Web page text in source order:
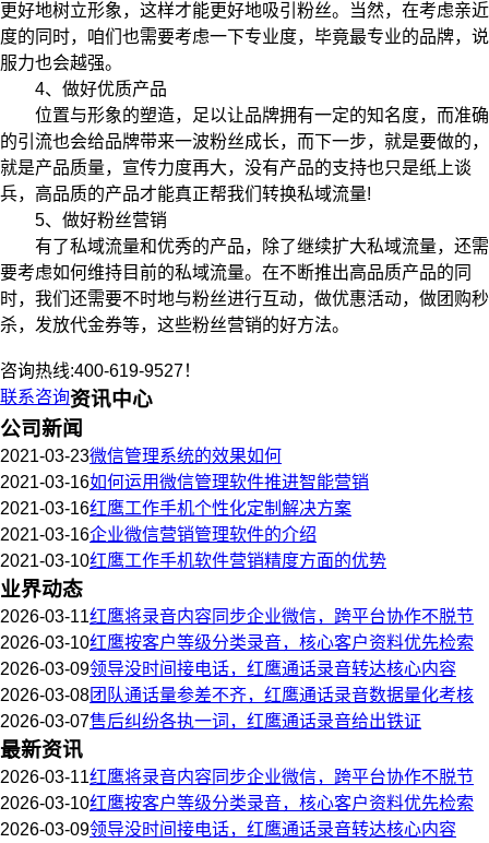
更好地树立形象，这样才能更好地吸引粉丝。当然，在考虑亲近
度的同时，咱们也需要考虑一下专业度，毕竟最专业的品牌，说
服力也会越强。
4、做好优质产品
位置与形象的塑造，足以让品牌拥有一定的知名度，而准确
的引流也会给品牌带来一波粉丝成长，而下一步，就是要做的，
就是产品质量，宣传力度再大，没有产品的支持也只是纸上谈
兵，高品质的产品才能真正帮我们转换私域流量!
5、做好粉丝营销
有了私域流量和优秀的产品，除了继续扩大私域流量，还需
要考虑如何维持目前的私域流量。在不断推出高品质产品的同
时，我们还需要不时地与粉丝进行互动，做优惠活动，做团购秒
杀，发放代金券等，这些粉丝营销的好方法。
咨询热线:400-619-9527！
联系咨询资讯中心
公司新闻
2021-03-23微信管理系统的效果如何
2021-03-16如何运用微信管理软件推进智能营销
2021-03-16红鹰工作手机个性化定制解决方案
2021-03-16企业微信营销管理软件的介绍
2021-03-10红鹰工作手机软件营销精度方面的优势
业界动态
2026-03-11红鹰将录音内容同步企业微信，跨平台协作不脱节
2026-03-10红鹰按客户等级分类录音，核心客户资料优先检索
2026-03-09领导没时间接电话，红鹰通话录音转达核心内容
2026-03-08团队通话量参差不齐，红鹰通话录音数据量化考核
2026-03-07售后纠纷各执一词，红鹰通话录音给出铁证
最新资讯
2026-03-11红鹰将录音内容同步企业微信，跨平台协作不脱节
2026-03-10红鹰按客户等级分类录音，核心客户资料优先检索
2026-03-09领导没时间接电话，红鹰通话录音转达核心内容